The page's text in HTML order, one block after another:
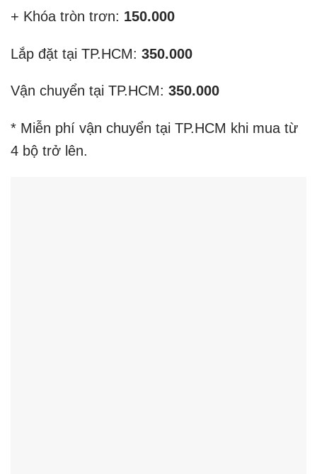
+ Khóa tròn trơn: 150.000
Lắp đặt tại TP.HCM: 350.000
Vận chuyển tại TP.HCM: 350.000
* Miễn phí vận chuyển tại TP.HCM khi mua từ
4 bộ trở lên.